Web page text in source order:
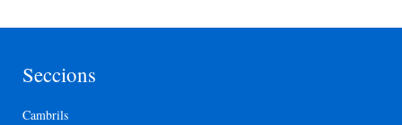
Seccions
Cambrils